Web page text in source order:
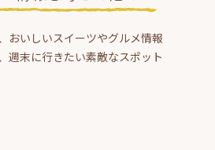
おいしいスイーツやグルメ情報
週末に行きたい素敵なスポット